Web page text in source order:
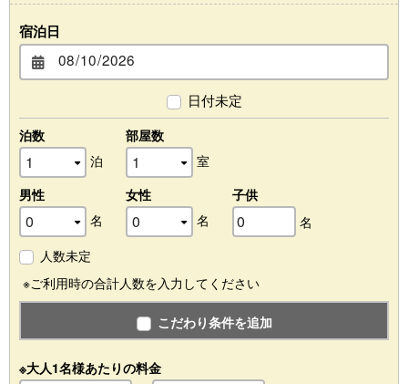
宿泊日
日付未定
泊数
泊
部屋数
室
男性
名
女性
名
子供
名
人数未定
※ご利用時の合計人数を入力してください
こだわり条件を追加
※大人1名様あたりの料金